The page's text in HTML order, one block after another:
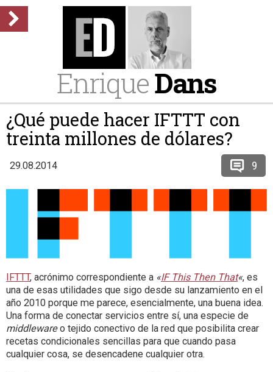
EnriqueDans
¿Qué puede hacer IFTTT con
treinta millones de dólares?
29.08.2014 9
IFTTT, acrónimo correspondiente a «IF This Then That«, es
una de esas utilidades que sigo desde su lanzamiento en el
año 2010 porque me parece, esencialmente, una buena idea.
Una forma de conectar servicios entre sí, una especie de
middlewareo tejido conectivo de la red que posibilita crear
recetas condicionales sencillas para que cuando pasa
cualquier cosa, se desencadene cualquier otra.